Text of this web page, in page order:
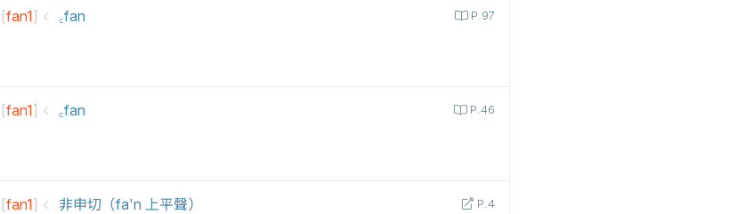
P.97
[fan1] ꜀fan
P.46
[fan1] ꜀fan
P.4
[fan1] 非申切（fa'n 上平聲）